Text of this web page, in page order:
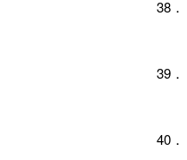
38
39
40